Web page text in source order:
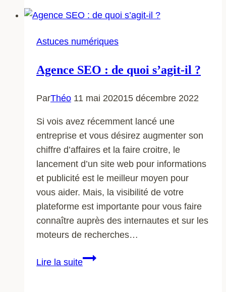
musique
un
Astuces numériques
Agence SEO : de quoi s’agit-il ?
ParThéo 11 mai 202015 décembre 2022
Si vois avez récemment lancé une
entreprise et vous désirez augmenter son
chiffre d’affaires et la faire croitre, le
lancement d’un site web pour informations
et publicité est le meilleur moyen pour
vous aider. Mais, la visibilité de votre
plateforme est importante pour vous faire
connaître auprès des internautes et sur les
moteurs de recherches…
Lire la suiteAgence